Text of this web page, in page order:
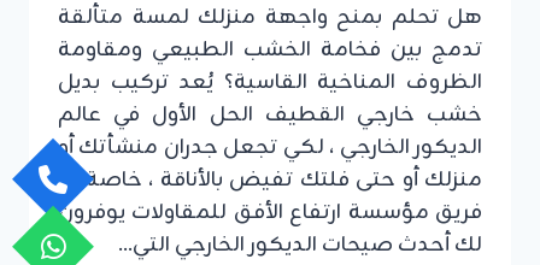
هل تحلم بمنح واجهة منزلك لمسة متألقة
تدمج بين فخامة الخشب الطبيعي ومقاومة
الظروف المناخية القاسية؟ يُعد تركيب بديل
خشب خارجي القطيف الحل الأول في عالم
الديكور الخارجي ، لكي تجعل جدران منشأتك أو
منزلك أو حتى فلتك تفيض بالأناقة ، خاصة أن
فريق مؤسسة ارتفاع الأفق للمقاولات يوفرون
لك أحدث صيحات الديكور الخارجي التي…